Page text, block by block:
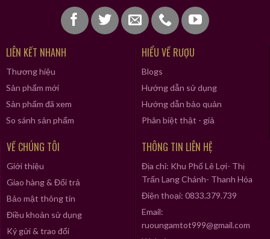
LIÊN KẾT NHANH
Thương hiệu
Sản phẩm mới
Sản phẩm đã xem
So sánh sản phẩm
HIỂU VỀ RƯỢU
Blogs
Hướng dẫn sử dụng
Hướng dẫn bảo quản
Phân biệt thật - giả
VỀ CHÚNG TÔI
Giới thiệu
Giao hàng & Đổi trả
Bảo mật thông tin
Điều khoản sử dụng
Ký gửi & trao đổi
THÔNG TIN LIÊN HỆ
Địa chỉ: Khu Phố Lê Lợi- Thị
Trấn Lang Chánh- Thanh Hóa
Điện thoại: 0833.379.739
Email:
ruoungamtot999@gmail.com